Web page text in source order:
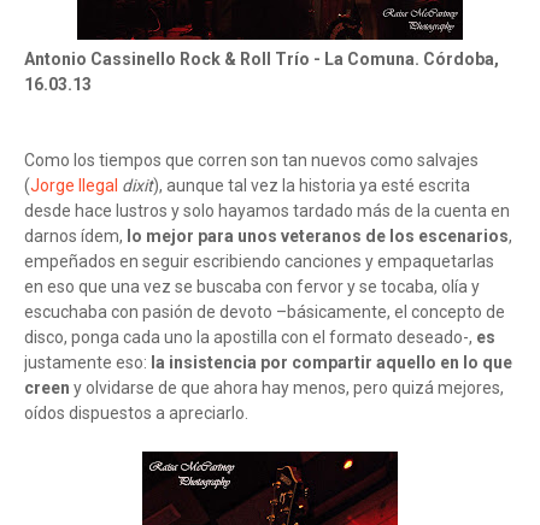
Antonio Cassinello Rock & Roll Trío - La Comuna. Córdoba,
16.03.13
Como los tiempos que corren son tan nuevos como salvajes
(Jorge Ilegal dixit), aunque tal vez la historia ya esté escrita
desde hace lustros y solo hayamos tardado más de la cuenta en
darnos ídem, lo mejor para unos veteranos de los escenarios,
empeñados en seguir escribiendo canciones y empaquetarlas
en eso que una vez se buscaba con fervor y se tocaba, olía y
escuchaba con pasión de devoto –básicamente, el concepto de
disco, ponga cada uno la apostilla con el formato deseado-, es
justamente eso: la insistencia por compartir aquello en lo que
creen y olvidarse de que ahora hay menos, pero quizá mejores,
oídos dispuestos a apreciarlo.